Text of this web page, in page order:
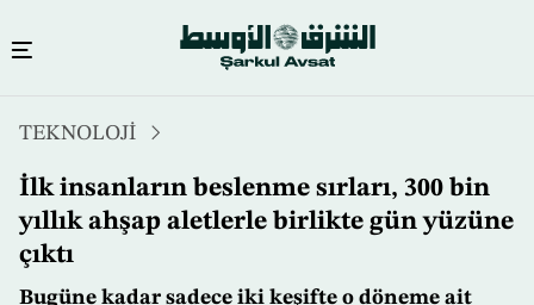
atla
TEKNOLOJİ
İlk insanların beslenme sırları, 300 bin
yıllık ahşap aletlerle birlikte gün yüzüne
çıktı
Bugüne kadar sadece iki keşifte o döneme ait